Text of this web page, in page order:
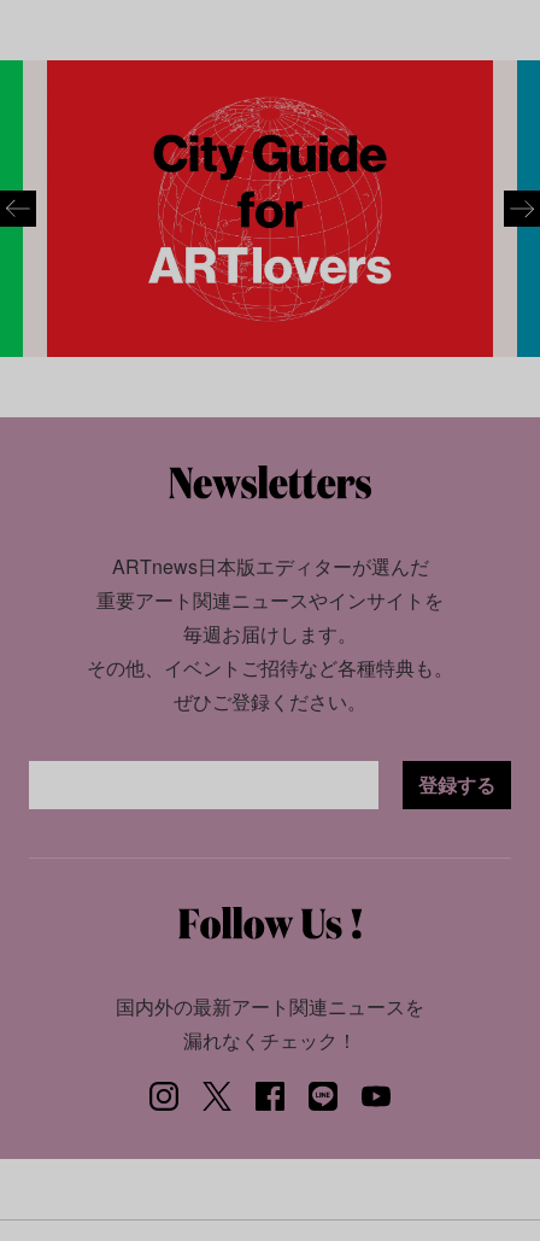
ARTnews日本版エディターが選んだ
重要アート関連ニュースやインサイトを
毎週お届けします。
その他、イベントご招待など各種特典も。
ぜひご登録ください。
登録する
国内外の最新アート関連ニュースを
漏れなくチェック！